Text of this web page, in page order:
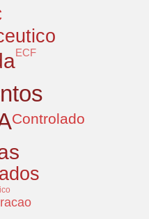
Controlado
ECF